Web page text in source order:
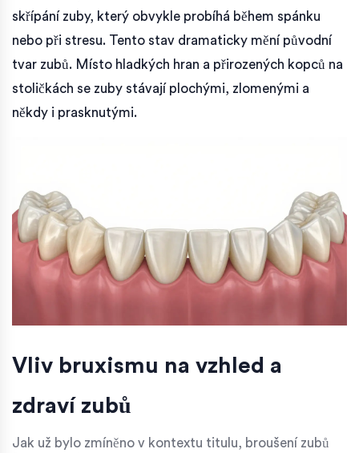
skřípání zuby, který obvykle probíhá během spánku
nebo při stresu. Tento stav dramaticky mění původní
tvar zubů. Místo hladkých hran a přirozených kopců na
stoličkách se zuby stávají plochými, zlomenými a
někdy i prasknutými.
Vliv bruxismu na vzhled a
zdraví zubů
Jak už bylo zmíněno v kontextu titulu, broušení zubů